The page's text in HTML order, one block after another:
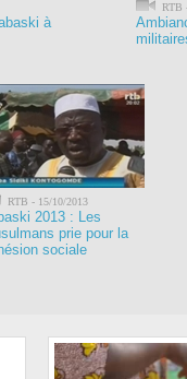
à
RTB
RTB - 15/10/2013
2013 : Les
prie pour la
sociale